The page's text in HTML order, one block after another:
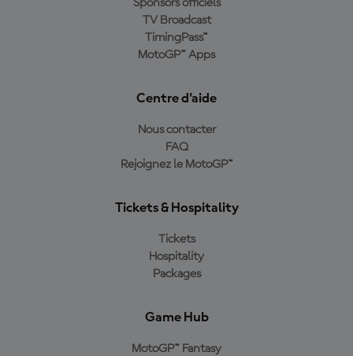
Sponsors officiels
TV Broadcast
TimingPass™
MotoGP™ Apps
Centre d'aide
Nous contacter
FAQ
Rejoignez le MotoGP™
Tickets & Hospitality
Tickets
Hospitality
Packages
Game Hub
MotoGP™ Fantasy